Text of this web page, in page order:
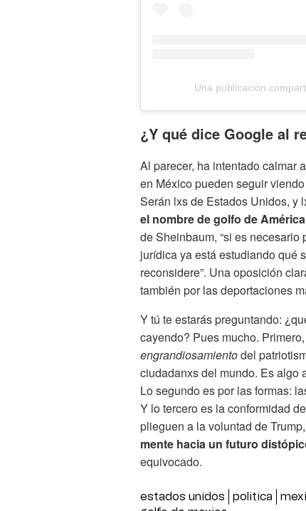
Una publicación
¿Y qué dice Google al
Al parecer, ha intentado calmar
en México pueden seguir
Serán lxs de Estados Unidos, y
el nombre de golfo de
de Sheinbaum, “si es
jurídica ya está estudiando qué
reconsidere”. Una oposición
también por las deportaciones
Y tú te estarás preguntando:
cayendo? Pues mucho.
engrandiosamientodel
ciudadanxs del mundo. Es algo
Lo segundo es por las formas:
Y lo tercero es la conformidad
plieguen a la voluntad de
mente hacia un futuro
equivocado.
estados unidos politica